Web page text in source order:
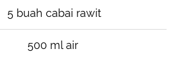
5 buah cabai rawit
500 ml air